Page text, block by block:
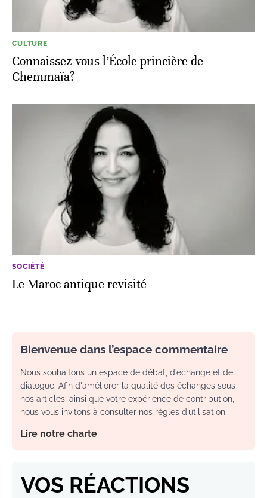
CULTURE
Connaissez-vous l’École princière de
Chemmaïa?
SOCIÉTÉ
Le Maroc antique revisité
Bienvenue dans l’espace commentaire
Nous souhaitons un espace de débat, d’échange et de
dialogue. Afin d'améliorer la qualité des échanges sous
nos articles, ainsi que votre expérience de contribution,
nous vous invitons à consulter nos règles d’utilisation.
Lire notre charte
VOS RÉACTIONS